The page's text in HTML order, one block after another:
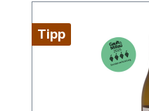
Tipp